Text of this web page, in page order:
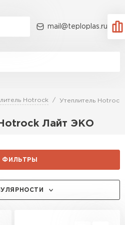
mail@teploplas.ru
Hotrock Утеплитель
Лайт ЭКО
ФИЛЬТРЫ
Ветонит